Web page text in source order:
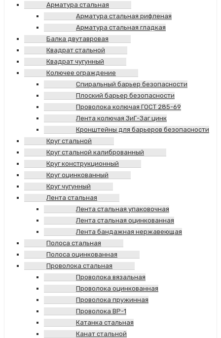
Арматура стальная
Арматура стальная рифленая
Арматура стальная гладкая
Балка двутавровая
Квадрат стальной
Квадрат чугунный
Колючее ограждение
Спиральный барьер безопасности
Плоский барьер безопасности
Проволока колючая ГОСТ 285-69
Лента колючая ЗиГ-Заг цинк
Кронштейны для барьеров безопасности
Круг стальной
Круг стальной калиброванный
Круг конструкционный
Круг оцинкованный
Круг чугунный
Лента стальная
Лента стальная упаковочная
Лента стальная оцинкованная
Лента бандажная нержавеющая
Полоса стальная
Полоса оцинкованная
Проволока стальная
Проволока вязальная
Проволока оцинкованная
Проволока пружинная
Проволока ВР-1
Катанка стальная
Канат стальной